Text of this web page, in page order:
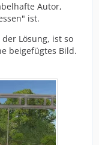
Autor,
ist.
Lösung, ist so
beigefügtes Bild.